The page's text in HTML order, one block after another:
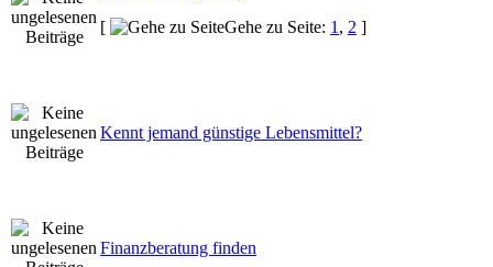
[
Gehe zu Seite: 1 , 2 ]
Kennt jemand günstige Lebensmittel?
Finanzberatung finden